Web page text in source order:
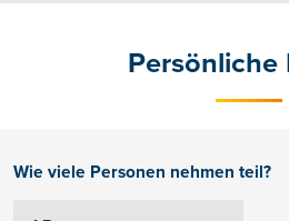
Persönliche
Wie viele Personen nehmen teil?